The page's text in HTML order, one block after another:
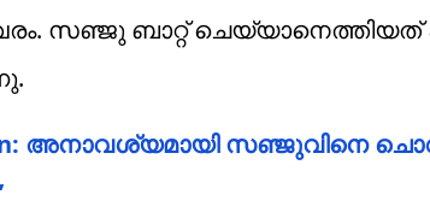
സഞ്ജു ബാറ്റ്
അനാവശ്യമായി സഞ്ജുവിനെ